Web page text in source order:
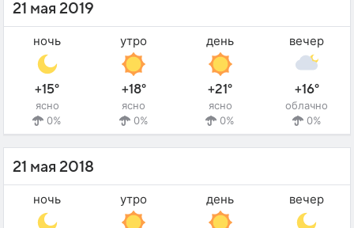
21 мая 2019
ночь
+15°
ясно
0%
утро
+18°
ясно
0%
день
+21°
ясно
0%
вечер
+16°
облачно
0%
21 мая 2018
ночь утро день вечер